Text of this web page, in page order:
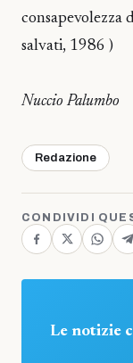
consapevolezza
salvati, 1986 )
Nuccio Palumbo
Redazione
CONDIVIDI
Le notizie